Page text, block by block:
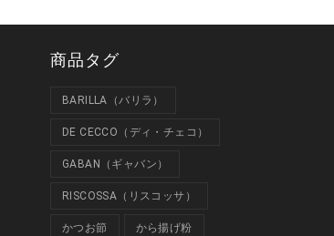
商品タグ
BARILLA（バリラ）
DE CECCO（ディ・チェコ）
GABAN（ギャバン）
RISCOSSA（リスコッサ）
かつお節 から揚げ粉